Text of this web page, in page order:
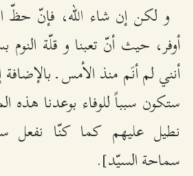
و لكن إن شاء الله، فإنّ حظّ
أوفر، حيث أنّ تعبنا و قلّة
أنني لم أنَم منذ الأمس ـ
ستكون سبباً للوفاء بوعدنا هذه
نطيل عليهم كما كنّا
سماحة السيّد].